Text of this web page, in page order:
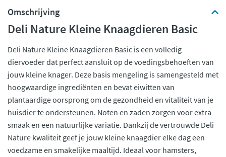
Omschrijving
Deli Nature Kleine Knaagdieren Basic
Deli Nature Kleine Knaagdieren Basic is een volledig
diervoeder dat perfect aansluit op de voedingsbehoeften van
jouw kleine knager. Deze basis mengeling is samengesteld met
hoogwaardige ingrediënten en bevat eiwitten van
plantaardige oorsprong om de gezondheid en vitaliteit van je
huisdier te ondersteunen. Noten en zaden zorgen voor extra
smaak en een natuurlijke variatie. Dankzij de vertrouwde Deli
Nature kwaliteit geef je jouw kleine knaagdier elke dag een
voedzame en smakelijke maaltijd. Ideaal voor hamsters,